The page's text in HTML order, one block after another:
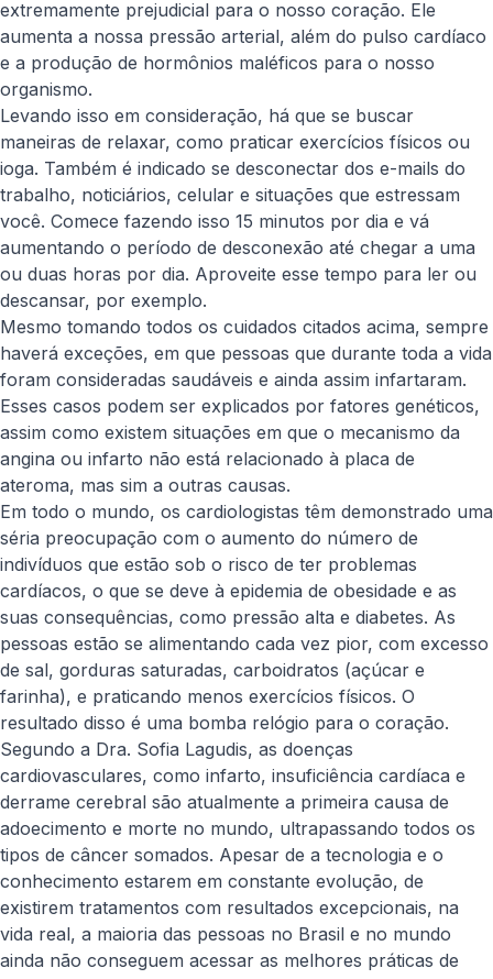
extremamente prejudicial para o nosso coração. Ele
aumenta a nossa pressão arterial, além do pulso cardíaco
e a produção de hormônios maléficos para o nosso
organismo.
Levando isso em consideração, há que se buscar
maneiras de relaxar, como praticar exercícios físicos ou
ioga. Também é indicado se desconectar dos e-mails do
trabalho, noticiários, celular e situações que estressam
você. Comece fazendo isso 15 minutos por dia e vá
aumentando o período de desconexão até chegar a uma
ou duas horas por dia. Aproveite esse tempo para ler ou
descansar, por exemplo.
Mesmo tomando todos os cuidados citados acima, sempre
haverá exceções, em que pessoas que durante toda a vida
foram consideradas saudáveis e ainda assim infartaram.
Esses casos podem ser explicados por fatores genéticos,
assim como existem situações em que o mecanismo da
angina ou infarto não está relacionado à placa de
ateroma, mas sim a outras causas.
Em todo o mundo, os cardiologistas têm demonstrado uma
séria preocupação com o aumento do número de
indivíduos que estão sob o risco de ter problemas
cardíacos, o que se deve à epidemia de obesidade e as
suas consequências, como pressão alta e diabetes. As
pessoas estão se alimentando cada vez pior, com excesso
de sal, gorduras saturadas, carboidratos (açúcar e
farinha), e praticando menos exercícios físicos. O
resultado disso é uma bomba relógio para o coração.
Segundo a Dra. Sofia Lagudis, as doenças
cardiovasculares, como infarto, insuficiência cardíaca e
derrame cerebral são atualmente a primeira causa de
adoecimento e morte no mundo, ultrapassando todos os
tipos de câncer somados. Apesar de a tecnologia e o
conhecimento estarem em constante evolução, de
existirem tratamentos com resultados excepcionais, na
vida real, a maioria das pessoas no Brasil e no mundo
ainda não conseguem acessar as melhores práticas de